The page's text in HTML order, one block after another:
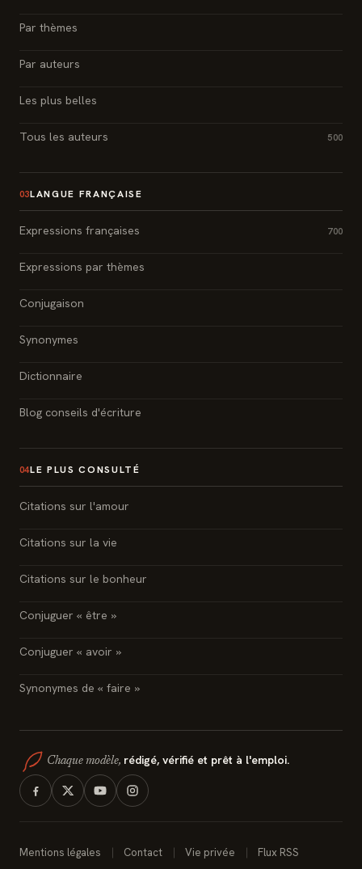
Par thèmes
Par auteurs
Les plus belles
Tous les auteurs 500
03LANGUE FRANÇAISE
Expressions françaises 700
Expressions par thèmes
Conjugaison
Synonymes
Dictionnaire
Blog conseils d'écriture
04LE PLUS CONSULTÉ
Citations sur l'amour
Citations sur la vie
Citations sur le bonheur
Conjuguer « être »
Conjuguer « avoir »
Synonymes de « faire »
Chaque modèle, rédigé, vérifié et prêt à l'emploi.
Mentions légales Contact Vie privée Flux RSS